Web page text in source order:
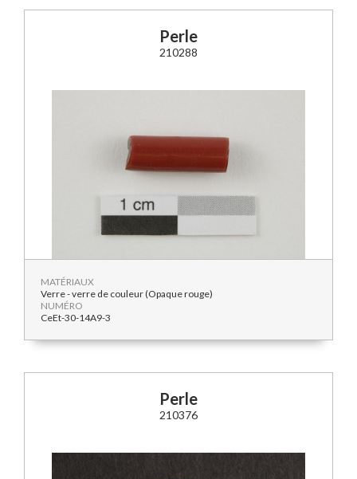
Perle
210288
MATÉRIAUX
Verre - verre de couleur (Opaque rouge)
NUMÉRO
CeEt-30-14A9-3
Perle
210376